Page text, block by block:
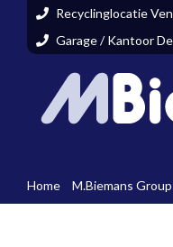
Recyclinglocatie
Garage / Kantoor
Home M.Biemans Group